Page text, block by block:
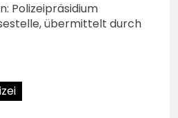
Polizeipräsidium
übermittelt durch